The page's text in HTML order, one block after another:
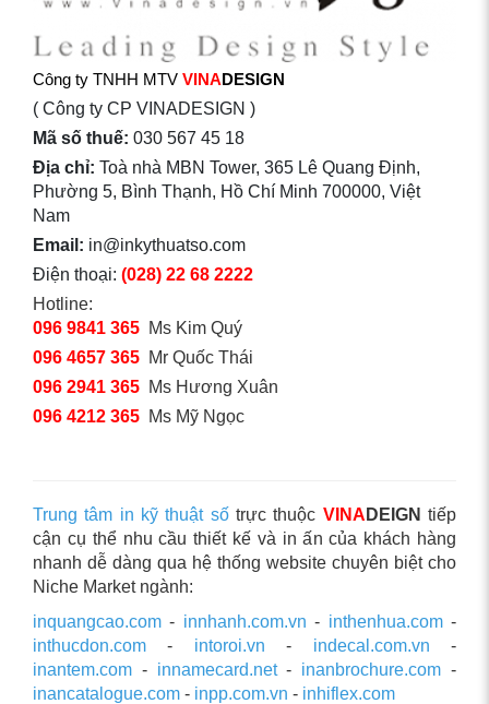
Công ty TNHH MTV VINADESIGN
( Công ty CP VINADESIGN )
Mã số thuế: 030 567 45 18
Địa chỉ: Toà nhà MBN Tower, 365 Lê Quang Định,
Phường 5, Bình Thạnh, Hồ Chí Minh 700000, Việt
Nam
Email: in@inkythuatso.com
Điện thoại: (028) 22 68 2222
Hotline:
096 9841 365 Ms Kim Quý
096 4657 365 Mr Quốc Thái
096 2941 365 Ms Hương Xuân
096 4212 365 Ms Mỹ Ngọc
Trung tâm in kỹ thuật sốtrực thuộc VINA DEIGN tiếp
cận cụ thể nhu cầu thiết kế và in ấn của khách hàng
nhanh dễ dàng qua hệ thống website chuyên biệt cho
Niche Market ngành:
inquangcao.com - innhanh.com.vn - inthenhua.com-
inthucdon.com - intoroi.vn - indecal.com.vn -
inantem.com - innamecard.net- inanbrochure.com -
inancatalogue.com - inpp.com.vn - inhiflex.com